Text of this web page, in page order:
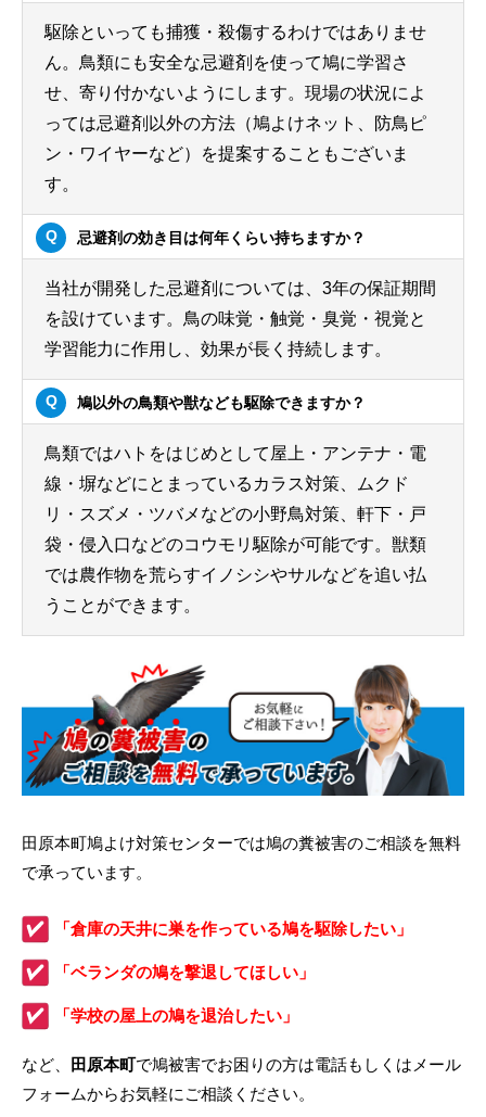
駆除といっても捕獲・殺傷するわけではありませ
ん。鳥類にも安全な忌避剤を使って鳩に学習さ
せ、寄り付かないようにします。現場の状況によ
っては忌避剤以外の方法（鳩よけネット、防鳥ピ
ン・ワイヤーなど）を提案することもございま
す。
忌避剤の効き目は何年くらい持ちますか？
当社が開発した忌避剤については、3年の保証期間
を設けています。鳥の味覚・触覚・臭覚・視覚と
学習能力に作用し、効果が長く持続します。
鳩以外の鳥類や獣なども駆除できますか？
鳥類ではハトをはじめとして屋上・アンテナ・電
線・塀などにとまっているカラス対策、ムクド
リ・スズメ・ツバメなどの小野鳥対策、軒下・戸
袋・侵入口などのコウモリ駆除が可能です。獣類
では農作物を荒らすイノシシやサルなどを追い払
うことができます。
田原本町鳩よけ対策センターでは鳩の糞被害のご相談を無料
で承っています。
「倉庫の天井に巣を作っている鳩を駆除したい」
「ベランダの鳩を撃退してほしい」
「学校の屋上の鳩を退治したい」
など、 田原本町で鳩被害でお困りの方は電話もしくはメール
フォームからお気軽にご相談ください。